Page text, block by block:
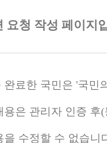
청 작성 페이지
완료한 국민은 '국민
용은 관리자 인증 후
을 수정할 수 없습니